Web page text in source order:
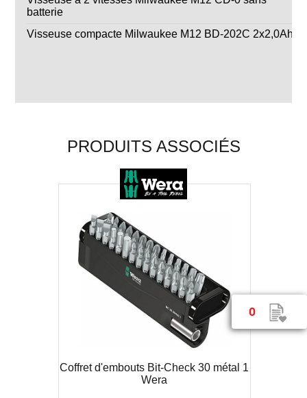
0
batterie
Visseuse compacte Milwaukee M12 BD-202C 2x2,0Ah
PRODUITS ASSOCIÉS
Coffret d'embouts Bit-Check 30 métal 1
Wera